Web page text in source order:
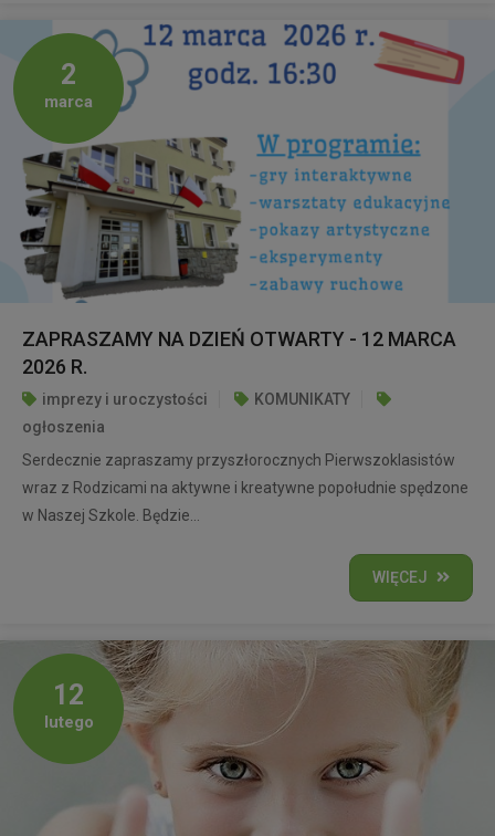
2
marca
ZAPRASZAMY NA DZIEŃ OTWARTY - 12 MARCA
2026 R.
imprezy i uroczystości
KOMUNIKATY
ogłoszenia
Serdecznie zapraszamy przyszłorocznych Pierwszoklasistów
wraz z Rodzicami na aktywne i kreatywne popołudnie spędzone
w Naszej Szkole. Będzie...
WIĘCEJ
12
lutego